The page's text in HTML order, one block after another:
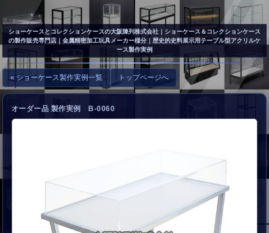
お問い合わせ
ショーケースとコレクションケースの大阪陳列株式会社 ｜ショーケース＆コレクションケース
の製作販売専門店｜金属精密加工玩具メーカー様分｜歴史的史料展示用テーブル型アクリルケ
ース製作実例
« ショーケース製作実例一覧 トップページへ
オーダー品 製作実例 B-0060